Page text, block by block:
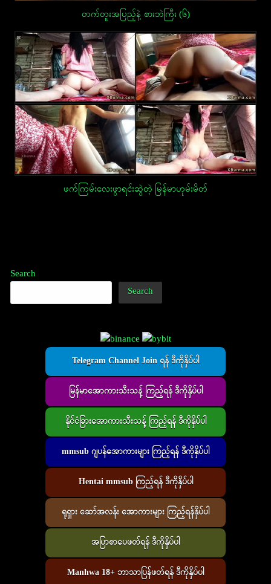
တက်တူးအပြည့်နဲ့ စားဘဲကြီး (၆)
ဖက်ကြမ်းလေးဖွာရင်းဆွဲတဲ့ မြန်မာဟုမ်းမိတ်
Search
Search
Telegram Channel Join ရန် ဒီကိုနှိပ်ပါ
မြန်မာအောကားသီးသန့် ကြည့်ရန် ဒီကိုနှိပ်ပါ
နိုင်ငံခြားအောကားသီးသန့် ကြည့်ရန် ဒီကိုနှိပ်ပါ
mmsub ဂျပန်အောကားများ ကြည့်ရန် ဒီကိုနှိပ်ပါ
Hentai mmsub ကြည့်ရန် ဒီကိုနှိပ်ပါ
ရုရှား ဆော်အလန်း အောကားများ ကြည့်ရန်နှိပ်ပါ
အပြာစာပေဖတ်ရန် ဒီကိုနှိပ်ပါ
Manhwa 18+ ဘာသာပြန်ဖတ်ရန် ဒီကိုနှိပ်ပါ